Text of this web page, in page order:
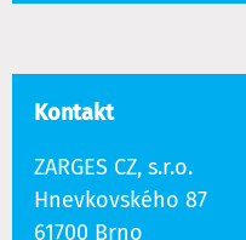
Kontakt
ZARGES CZ, s.r.o.
Hnevkovského 87
61700 Brno